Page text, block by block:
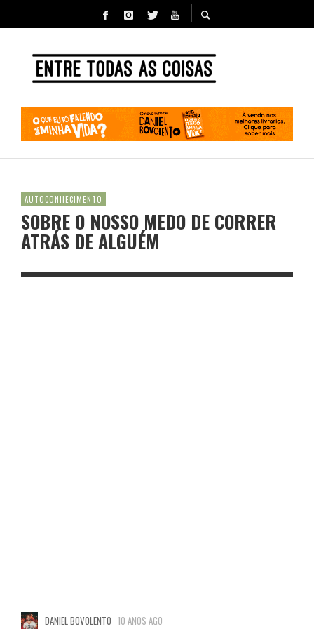
AUTOCONHECIMENTO
SOBRE O NOSSO MEDO DE CORRER
ATRÁS DE ALGUÉM
DANIEL BOVOLENTO 10 ANOS AGO